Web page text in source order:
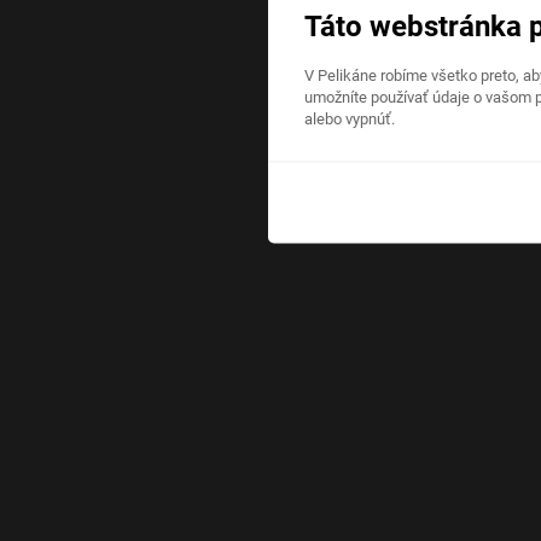
Táto webstránka
V Pelikáne robíme všetko preto,
umožníte používať údaje o vašom
alebo vypnúť.